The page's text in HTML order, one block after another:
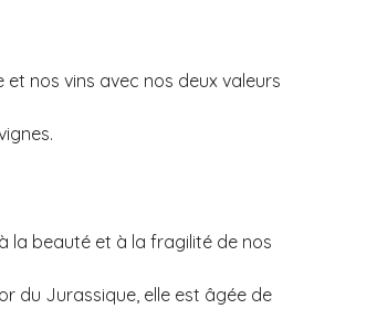
nos vins avec nos deux valeurs
la beauté et à la fragilité de nos
du Jurassique, elle est âgée de